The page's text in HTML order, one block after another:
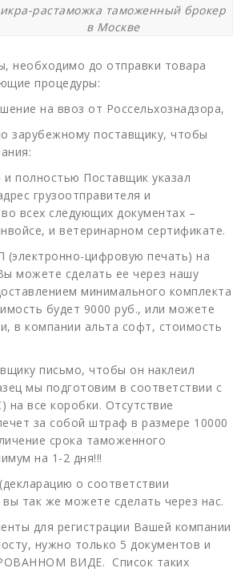
икра-растаможка таможенный брокер
в Москве
необходимо до отправки товара
процедуры:
на ввоз от Россельхознадзора,
зарубежному поставщику, чтобы
полностью Поставщик указал
грузоотправителя и
всех следующих документах –
и ветеринарном сертификате.
(электронно-цифровую печать) на
можете сделать ее через нашу
минимального комплекта
будет 9000 руб., или можете
в компании альта софт, стоимость
письмо, чтобы он наклеил
мы подготовим в соответствии с
на все коробки. Отсутствие
за собой штраф в размере 10000
срока таможенного
на 1-2 дня!!!
о соответствии
так же можете сделать через нас.
для регистрации Вашей компании
нужно только 5 документов и
ВИДЕ. Список таких